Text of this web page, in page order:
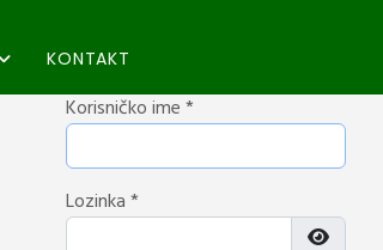
KONTAKT
Korisničko ime*
Lozinka*